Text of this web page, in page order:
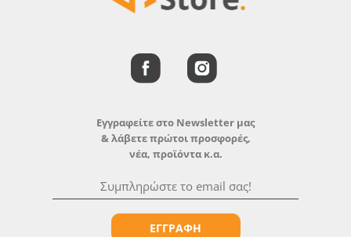
Εγγραφείτε στο Newsletter μας
& λάβετε πρώτοι προσφορές,
νέα, προϊόντα κ.α.
ΕΓΓΡΑΦΗ